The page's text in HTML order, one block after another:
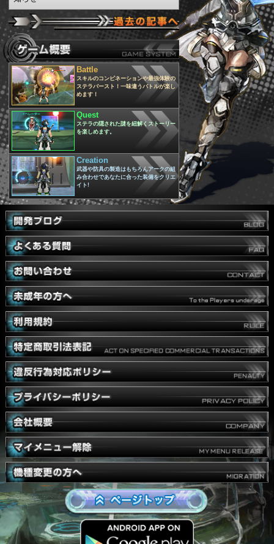
ップ率UP！
＞2026-04-27
2026年4月27日(月)メンテナンス終了のお
知らせ
Battle
スキルのコンビネーションや最強体験の
ステラバースト！一味違うバトルが楽し
めます！
Quest
ステラの隠された謎を紐解くストーリー
を楽しめます。
Creation
イト!